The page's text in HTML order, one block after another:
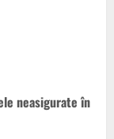
neasigurate în